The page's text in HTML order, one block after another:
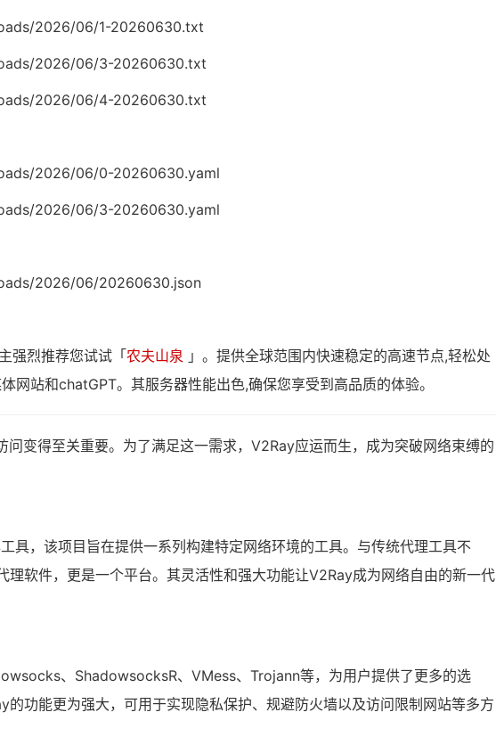
2026/06/1-20260630.txt
2026/06/3-20260630.txt
2026/06/4-20260630.txt
2026/06/0-20260630.yaml
2026/06/3-20260630.yaml
2026/06/20260630.json
强烈推荐您试试「 农夫山泉 」。提供全球范围内快速稳定的高速节点,轻松处
网站和chatGPT。其服务器性能出色,确保您享受到高品质的体验。
问变得至关重要。为了满足这一需求，V2Ray应运而生，成为突破网络束缚的
具，该项目旨在提供一系列构建特定网络环境的工具。与传统代理工具不
理软件，更是一个平台。其灵活性和强大功能让V2Ray成为网络自由的新一代
、ShadowsocksR、VMess、Trojann等，为用户提供了更多的选
的功能更为强大，可用于实现隐私保护、规避防火墙以及访问限制网站等多方